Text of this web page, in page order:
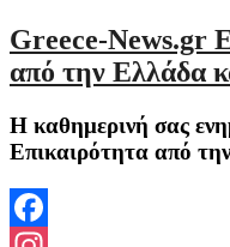
Greece-News.gr
από την Ελλάδα
Η καθημερινή σας
Επικαιρότητα από